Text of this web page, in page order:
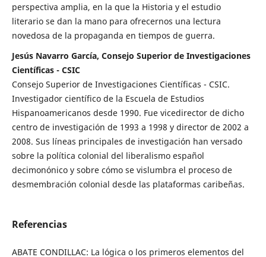
perspectiva amplia, en la que la Historia y el estudio
literario se dan la mano para ofrecernos una lectura
novedosa de la propaganda en tiempos de guerra.
Jesús Navarro García, Consejo Superior de Investigaciones
Científicas - CSIC
Consejo Superior de Investigaciones Científicas - CSIC.
Investigador científico de la Escuela de Estudios
Hispanoamericanos desde 1990. Fue vicedirector de dicho
centro de investigación de 1993 a 1998 y director de 2002 a
2008. Sus líneas principales de investigación han versado
sobre la política colonial del liberalismo español
decimonónico y sobre cómo se vislumbra el proceso de
desmembración colonial desde las plataformas caribeñas.
Referencias
ABATE CONDILLAC: La lógica o los primeros elementos del